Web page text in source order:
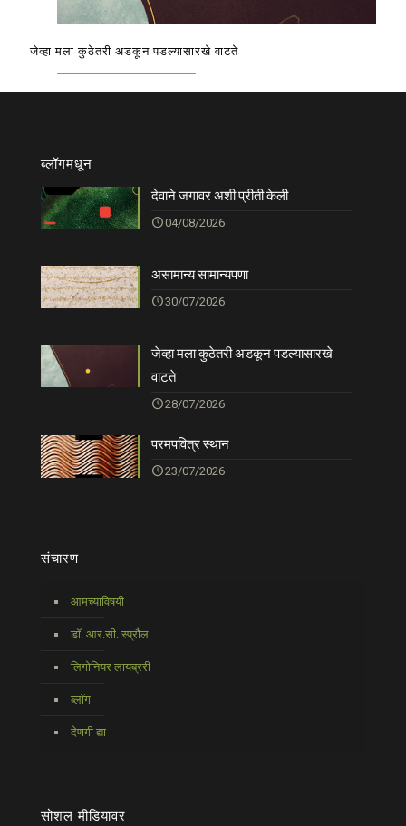
जेव्हा मला कुठेतरी अडकून पडल्यासारखे वाटते
ब्लॉगमधून
देवाने जगावर अशी प्रीती केली
04/08/2026
असामान्य सामान्यपणा
30/07/2026
जेव्हा मला कुठेतरी अडकून पडल्यासारखे
वाटते
28/07/2026
परमपवित्र स्थान
23/07/2026
संचारण
आमच्याविषयी
डॉ. आर.सी. स्प्रौल
लिगोनियर लायब्ररी
ब्लॉग
देणगी द्या
सोशल मीडियावर